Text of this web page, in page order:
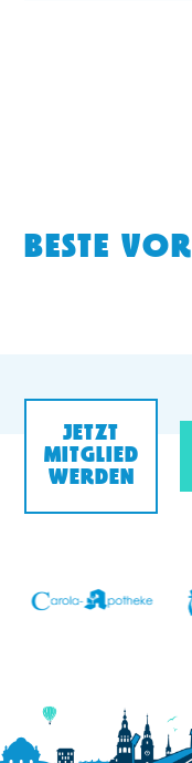
BESTE
JETZT
MITGLIED
WERDEN